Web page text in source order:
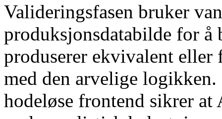
Valideringsfasen bruker
produksjonsdatabilde for å
produserer ekvivalent eller
med den arvelige
hodeløse frontend sikrer